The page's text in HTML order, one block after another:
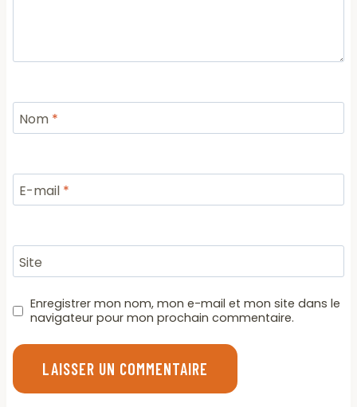
Nom *
E-mail *
Site
Enregistrer mon nom, mon e-mail et mon site dans le
navigateur pour mon prochain commentaire.